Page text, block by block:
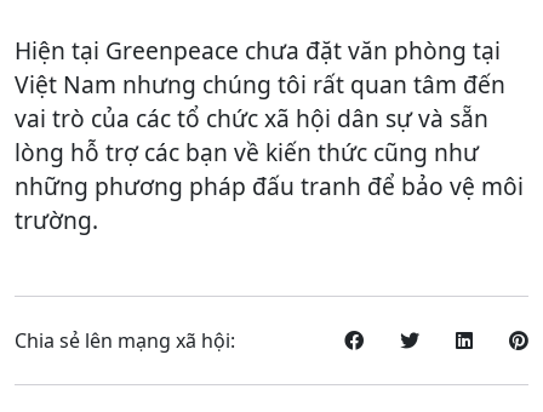
Hiện tại Greenpeace chưa đặt văn phòng tại
Việt Nam nhưng chúng tôi rất quan tâm đến
vai trò của các tổ chức xã hội dân sự và sẵn
lòng hỗ trợ các bạn về kiến thức cũng như
những phương pháp đấu tranh để bảo vệ môi
trường.
Chia sẻ lên mạng xã hội: